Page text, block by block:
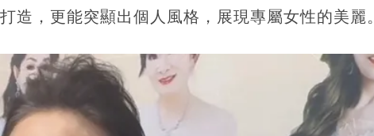
，更能突顯出個人風格，展現專屬女性的美麗。